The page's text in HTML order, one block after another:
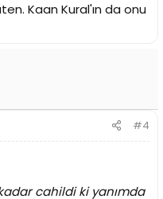
Kaan Kural'ın da onu
#4
cahildi ki yanımda